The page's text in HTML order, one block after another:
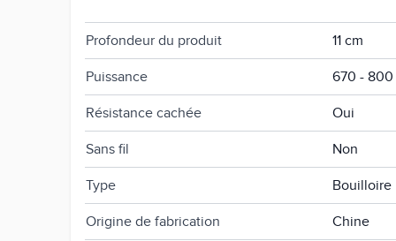
Profondeur du produit 11 cm
Puissance 670 - 800
Résistance cachée Oui
Sans fil Non
Type Bouilloire
Origine de fabrication Chine